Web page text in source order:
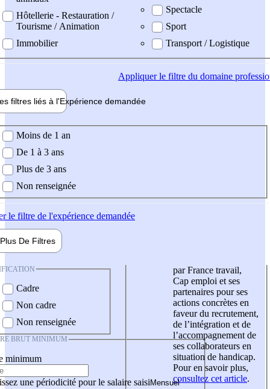
Hôtellerie - Restauration /
Tourisme / Animation
Immobilier
Spectacle
Sport
Transport / Logistique
Appliquerle filtre du domaine
filtres liés à l'Expérience demandée
demandée
Moins de 1 an
De 1 à 3 ans
Plus de 3 ans
Non renseignée
le filtre de l'expérience demandée
Plus De Filtres
Cadre
Non cadre
Non renseignée
BRUT MINIMUM
minimum
une périodicité pour le salaire saisi
par France travail,
Cap emploi et ses
partenaires pour ses
actions concrètes en
faveur du recrutement,
de l’intégration et de
l’accompagnement de
ses collaborateurs en
situation de handicap.
Pour en savoir plus,
consultez cet article.